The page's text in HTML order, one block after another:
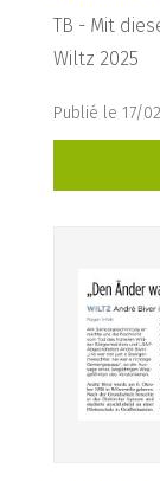
TB - Mit
Wiltz 2025
Publié le 17/